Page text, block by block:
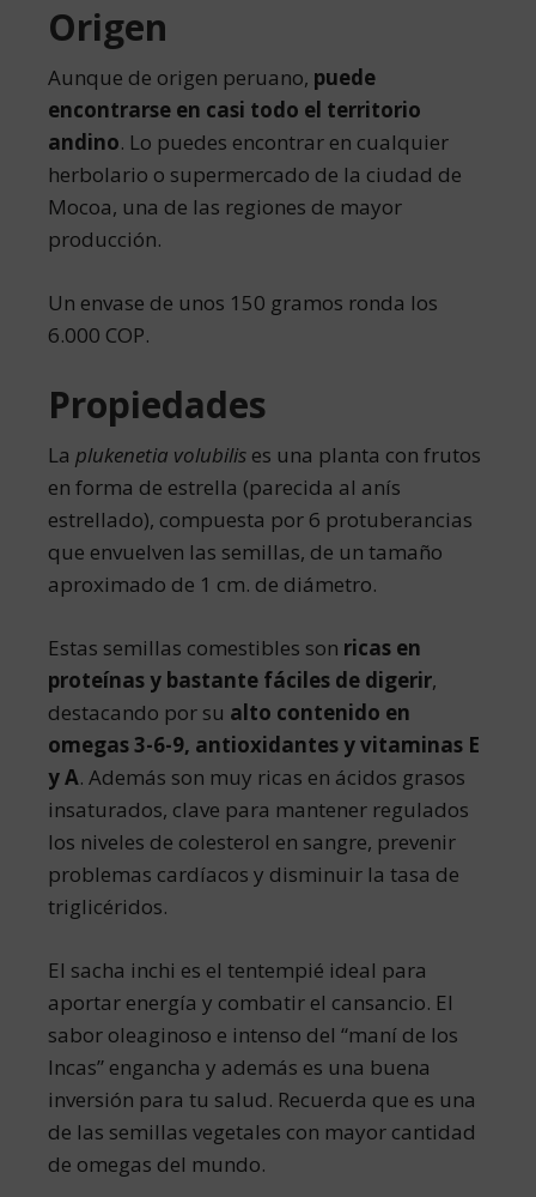
Origen
Aunque de origen peruano, puede
encontrarse en casi todo el territorio
andino. Lo puedes encontrar en cualquier
herbolario o supermercado de la ciudad de
Mocoa, una de las regiones de mayor
producción.
Un envase de unos 150 gramos ronda los
6.000 COP.
Propiedades
La plukenetia volubilis es una planta con frutos
en forma de estrella (parecida al anís
estrellado), compuesta por 6 protuberancias
que envuelven las semillas, de un tamaño
aproximado de 1 cm. de diámetro.
Estas semillas comestibles son ricas en
proteínas y bastante fáciles de digerir,
destacando por su alto contenido en
omegas 3-6-9, antioxidantes y vitaminas E
y A. Además son muy ricas en ácidos grasos
insaturados, clave para mantener regulados
los niveles de colesterol en sangre, prevenir
problemas cardíacos y disminuir la tasa de
triglicéridos.
El sacha inchi es el tentempié ideal para
aportar energía y combatir el cansancio. El
sabor oleaginoso e intenso del “maní de los
Incas” engancha y además es una buena
inversión para tu salud. Recuerda que es una
de las semillas vegetales con mayor cantidad
de omegas del mundo.